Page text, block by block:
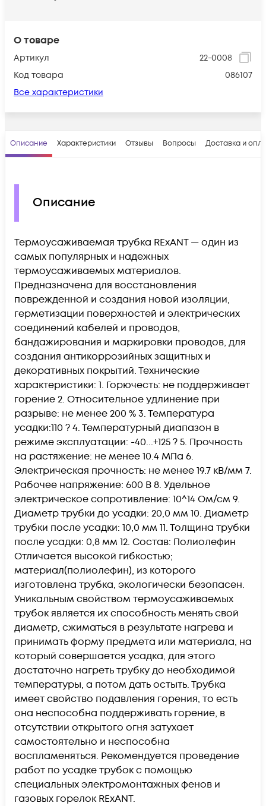
О товаре
Артикул
22-0008
Код товара
086107
Все характеристики
Описание Характеристики Отзывы Вопросы Доставка и
Описание
Термоусаживаемая трубка REхANT — один из
самых популярных и надежных
термоусаживаемых материалов.
Предназначена для восстановления
поврежденной и создания новой изоляции,
герметизации поверхностей и электрических
соединений кабелей и проводов,
бандажирования и маркировки проводов, для
создания антикоррозийных защитных и
декоративных покрытий. Технические
характеристики: 1. Горючесть: не поддерживает
горение 2. Относительное удлинение при
разрыве: не менее 200 % 3. Температура
усадки:110 ? 4. Температурный диапазон в
режиме эксплуатации: -40...+125 ? 5. Прочность
на растяжение: не менее 10.4 МПа 6.
Электрическая прочность: не менее 19.7 кВ/мм 7.
Рабочее напряжение: 600 В 8. Удельное
электрическое сопротивление: 10^14 Ом/см 9.
Диаметр трубки до усадки: 20,0 мм 10. Диаметр
трубки после усадки: 10,0 мм 11. Толщина трубки
после усадки: 0,8 мм 12. Состав: Полиолефин
Отличается высокой гибкостью;
материал(полиолефин), из которого
изготовлена трубка, экологически безопасен.
Уникальным свойством термоусаживаемых
трубок является их способность менять свой
диаметр, сжиматься в результате нагрева и
принимать форму предмета или материала, на
который совершается усадка, для этого
достаточно нагреть трубку до необходимой
температуры, а потом дать остыть. Трубка
имеет свойство подавления горения, то есть
она неспособна поддерживать горение, в
отсутствии открытого огня затухает
самостоятельно и неспособна
воспламеняться. Рекомендуется проведение
работ по усадке трубок с помощью
специальных электромонтажных фенов и
газовых горелок REхANT.